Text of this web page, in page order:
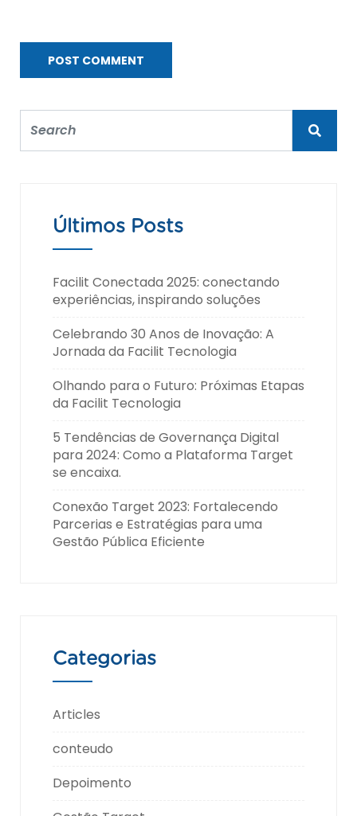
Últimos Posts
Facilit Conectada 2025: conectando
experiências, inspirando soluções
Celebrando 30 Anos de Inovação: A
Jornada da Facilit Tecnologia
Olhando para o Futuro: Próximas Etapas
da Facilit Tecnologia
5 Tendências de Governança Digital
para 2024: Como a Plataforma Target
se encaixa.
Conexão Target 2023: Fortalecendo
Parcerias e Estratégias para uma
Gestão Pública Eficiente
Categorias
Articles
conteudo
Depoimento